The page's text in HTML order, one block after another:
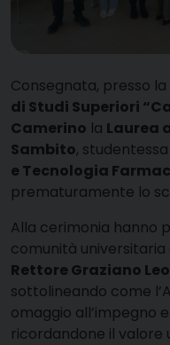
Consegnata, presso la
di Studi Superiori
Camerino la Laurea
Sambito,
e Tecnologia
prematuramente lo
Alla cerimonia hanno
comunità universitaria
Rettore Graziano
sottolineando come
omaggio all’impegno
ricordandone il valore